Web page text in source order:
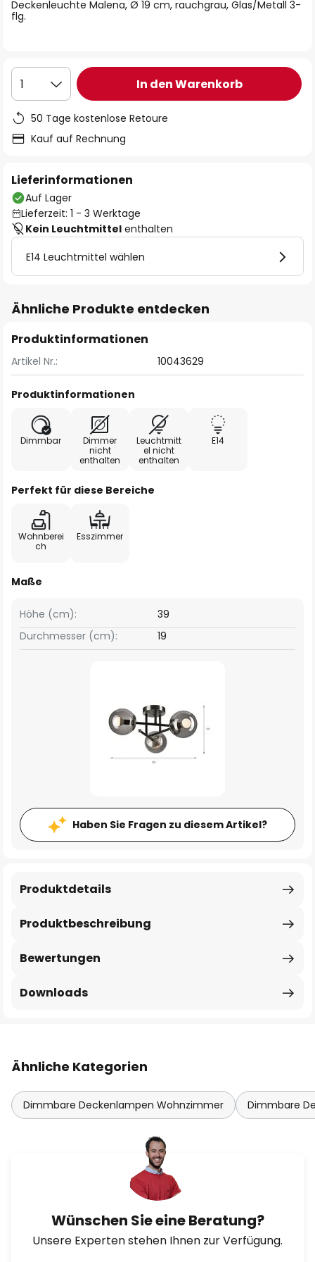
Deckenleuchte Malena, Ø 19 cm, rauchgrau, Glas/Metall 3-
flg.
1 In den Warenkorb
50 Tage kostenlose Retoure
Kauf auf Rechnung
Lieferinformationen
Auf Lager
Lieferzeit: 1 - 3 Werktage
Kein Leuchtmittel enthalten
E14 Leuchtmittel wählen
Ähnliche Produkte entdecken
Produktinformationen
Artikel Nr.: 10043629
Produktinformationen
Dimmbar
Dimmer
nicht
enthalten
Leuchtmitt
el nicht
enthalten
E14
Perfekt für diese Bereiche
Wohnberei
ch
Esszimmer
Maße
Höhe (cm):
39
Durchmesser (cm):
19
Haben Sie Fragen zu diesem Artikel?
Produktbeschreibung
Produktdetails
Bewertungen
Downloads
Ähnliche Kategorien
Dimmbare Deckenlampen Wohnzimmer Dimmbare
Wünschen Sie eine Beratung?
Unsere Experten stehen Ihnen zur Verfügung.